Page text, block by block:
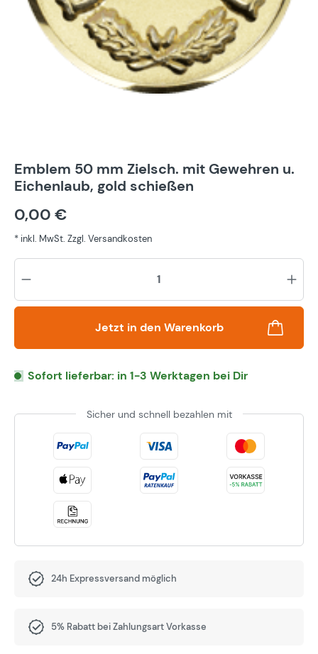
Emblem 50 mm Zielsch. mit Gewehren u.
Eichenlaub, gold schießen
0,00 €
* inkl. MwSt. Zzgl. Versandkosten
Jetzt in den Warenkorb
Sofort lieferbar: in 1-3 Werktagen bei Dir
Sicher und schnell bezahlen mit
24h Expressversand möglich
5% Rabatt bei Zahlungsart Vorkasse